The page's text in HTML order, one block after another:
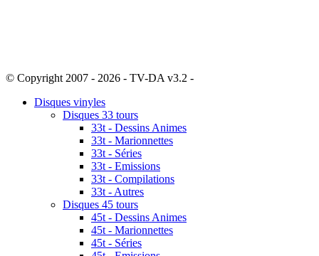
© Copyright 2007 - 2026 - TV-DA v3.2 -
Disques vinyles
Disques 33 tours
33t - Dessins Animes
33t - Marionnettes
33t - Séries
33t - Emissions
33t - Compilations
33t - Autres
Disques 45 tours
45t - Dessins Animes
45t - Marionnettes
45t - Séries